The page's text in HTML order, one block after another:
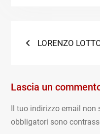
Navigazione
Previous
LORENZO
Lascia un
Il tuo indirizzo email non
obbligatori sono